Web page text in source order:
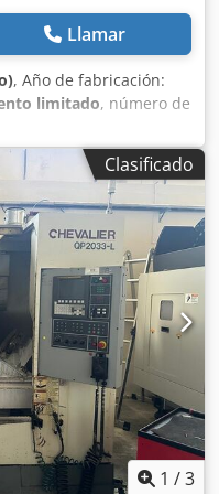
excelente rendimiento
micras para producir
de borde y un
Esta máquina destaca
de aluminio *
Aezmp D Aei Aef *
* Dispositivos médicos *
compuestos *
* Señalización y
bajo volumen
mecanizado de alta
de ciclo. ✔ Acabados
mínimo de operaciones
para piezas de
✔ Bajos costos
MQL. ✔
Ideal para aluminio y
para trabajos de
Ya sea que esté
reemplazando
o introduciendo un
Llamar
, Año de fabricación:
limitado, número de
Y:345 mm, longitud
4,100 kg, Se vende
como se muestra en
mano, pero el
y deberá ser
Ajrf Ya se ha
S7.
la mesa: 1600 x 400
organizadas y
Clasificado
1 /3